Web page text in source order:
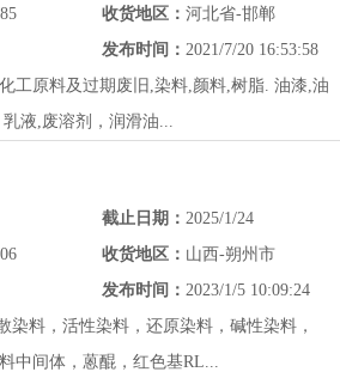
收货地区： 河北省-邯郸
发布时间： 2021/7/20 16:53:58
工原料及过期废旧,染料,颜料,树脂. 油漆,油
液,废溶剂，润滑油...
截止日期： 2025/1/24
收货地区： 山西-朔州市
发布时间： 2023/1/5 10:09:24
料，活性染料，还原染料，碱性染料，
中间体，蒽醌，红色基RL...